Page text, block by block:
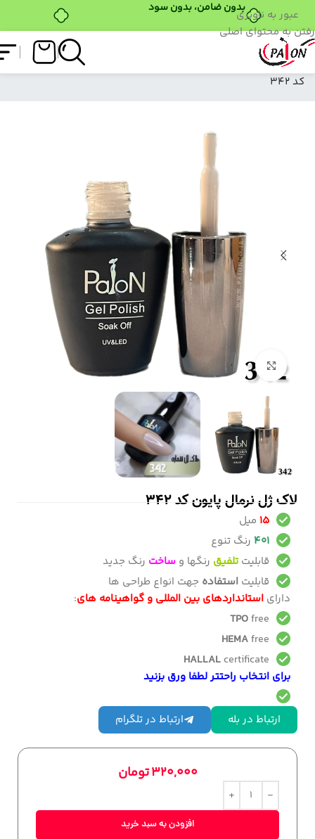
بدون ضامن، بدون سودعبور به ناوبری
رفتن به محتوای اصلی
فروشگاه
لاک ژل نرمال پایون
کد 342
بزرگنمایی تصویر
لاک ژل نرمال پایون کد 342
15 میل
401 رنگ تنوع
قابلیتتلفیق رنگها و ساخت رنگ جدید
قابلیت استفاده جهت انواع طراحی ها
دارای استانداردهای بین المللی و گواهینامه های:
TPOfree
HEMAfree
HALLAL certificate
برای انتخاب راحتتر لطفا ورق بزنید
ارتباط در بله ارتباط در تلگرام
320,000تومان
افزودن به سبد خرید